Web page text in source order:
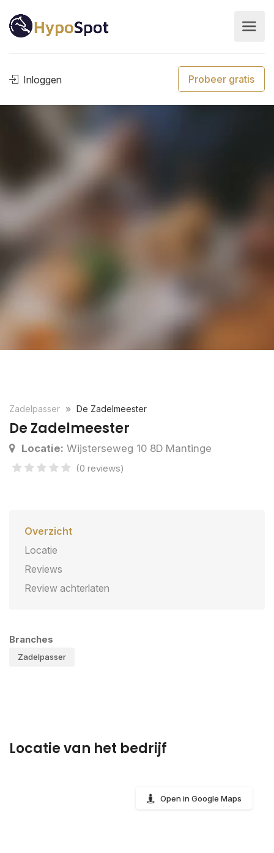
Inloggen Probeer gratis
Zadelpasser De Zadelmeester
De Zadelmeester
Locatie: Wijsterseweg 10 8D Mantinge
(0 reviews)
Overzicht
Locatie
Reviews
Review achterlaten
Branches
Zadelpasser
Locatie van het bedrijf
Open in Google Maps